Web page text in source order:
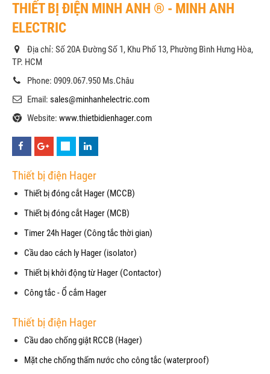
THIẾT BỊ ĐIỆN MINH ANH ® - MINH ANH
ELECTRIC
Địa chỉ: Số 20A Đường Số 1, Khu Phố 13, Phường Bình Hưng Hòa,
TP. HCM
Phone: 0909.067.950 Ms.Châu
Email: sales@minhanhelectric.com
Website: www.thietbidienhager.com
Thiết bị điện Hager
Thiết bị đóng cắt Hager (MCCB)
Thiết bị đóng cắt Hager (MCB)
Timer 24h Hager (Công tắc thời gian)
Cầu dao cách ly Hager (isolator)
Thiết bị khởi động từ Hager (Contactor)
Công tắc - Ổ cắm Hager
Thiết bị điện Hager
Cầu dao chống giật RCCB (Hager)
Mặt che chống thấm nước cho công tắc (waterproof)